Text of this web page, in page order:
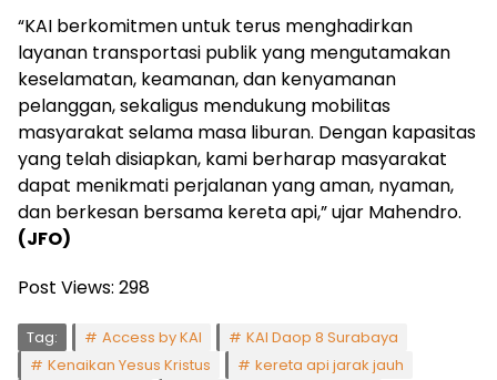
“KAI berkomitmen untuk terus menghadirkan
layanan transportasi publik yang mengutamakan
keselamatan, keamanan, dan kenyamanan
pelanggan, sekaligus mendukung mobilitas
masyarakat selama masa liburan. Dengan kapasitas
yang telah disiapkan, kami berharap masyarakat
dapat menikmati perjalanan yang aman, nyaman,
dan berkesan bersama kereta api,” ujar Mahendro.
(JFO)
Post Views: 298
Tag: Access by KAI
KAI Daop 8 Surabaya
Kenaikan Yesus Kristus
kereta api jarak jauh